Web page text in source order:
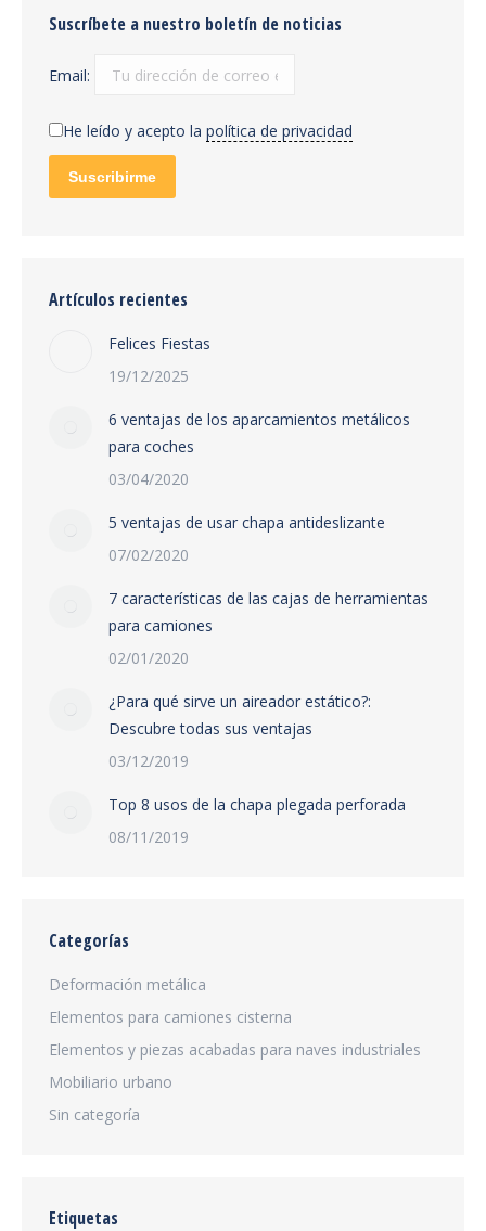
Suscríbete a nuestro boletín de noticias
Email:
He leído y acepto la política de privacidad
Artículos recientes
Felices Fiestas
19/12/2025
6 ventajas de los aparcamientos metálicos
para coches
03/04/2020
5 ventajas de usar chapa antideslizante
07/02/2020
7 características de las cajas de herramientas
para camiones
02/01/2020
¿Para qué sirve un aireador estático?:
Descubre todas sus ventajas
03/12/2019
Top 8 usos de la chapa plegada perforada
08/11/2019
Categorías
Deformación metálica
Elementos para camiones cisterna
Elementos y piezas acabadas para naves industriales
Mobiliario urbano
Sin categoría
Etiquetas